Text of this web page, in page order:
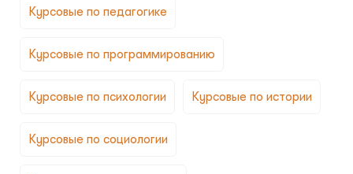
Курсовые по педагогике
Курсовые по программированию
Курсовые по психологии Курсовые по истории
Курсовые по социологии